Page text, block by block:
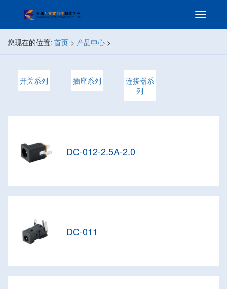
您现在的位置: 首页 > 产品中心 >
开关系列 插座系列
连接器系
列
DC-012-2.5A-2.0
DC-011